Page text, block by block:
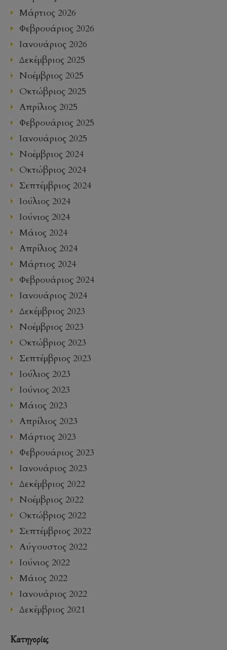
Μάρτιος 2026
Φεβρουάριος 2026
Ιανουάριος 2026
Δεκέμβριος 2025
Νοέμβριος 2025
Οκτώβριος 2025
Απρίλιος 2025
Φεβρουάριος 2025
Ιανουάριος 2025
Νοέμβριος 2024
Οκτώβριος 2024
Σεπτέμβριος 2024
Ιούλιος 2024
Ιούνιος 2024
Μάιος 2024
Απρίλιος 2024
Μάρτιος 2024
Φεβρουάριος 2024
Ιανουάριος 2024
Δεκέμβριος 2023
Νοέμβριος 2023
Οκτώβριος 2023
Σεπτέμβριος 2023
Ιούλιος 2023
Ιούνιος 2023
Μάιος 2023
Απρίλιος 2023
Μάρτιος 2023
Φεβρουάριος 2023
Ιανουάριος 2023
Δεκέμβριος 2022
Νοέμβριος 2022
Οκτώβριος 2022
Σεπτέμβριος 2022
Αύγουστος 2022
Ιούνιος 2022
Μάιος 2022
Ιανουάριος 2022
Δεκέμβριος 2021
Kατηγορίες